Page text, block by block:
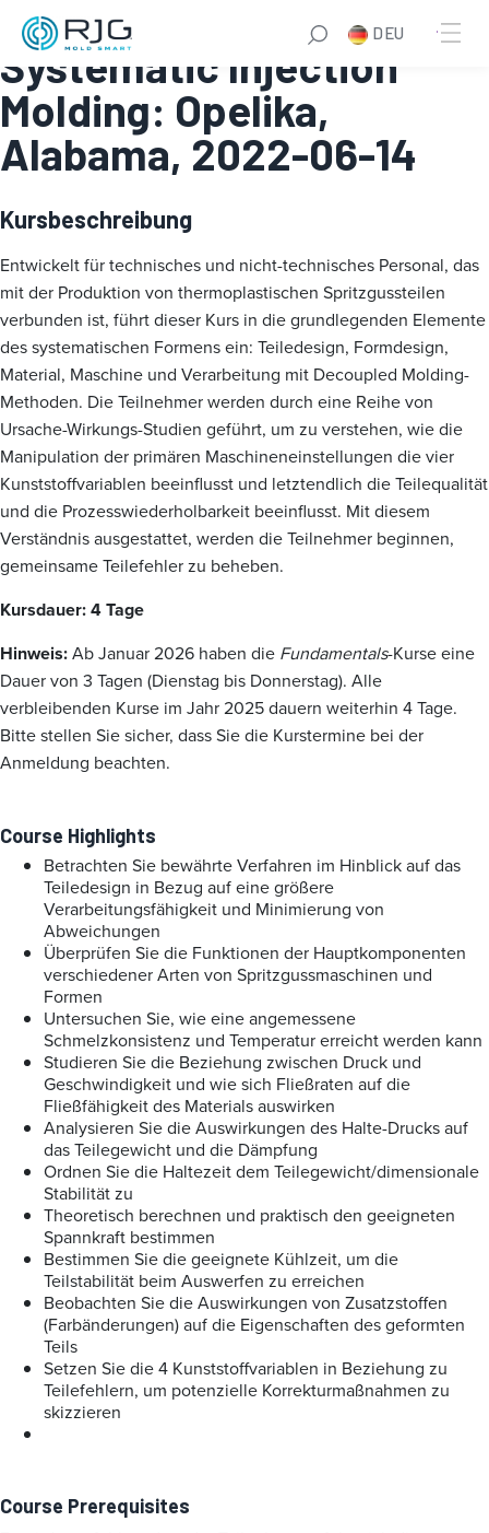
DEU
Fundamentals of
Systematic Injection
Molding: Opelika,
Alabama, 2022-06-14
Kursbeschreibung
Entwickelt für technisches und nicht-technisches Personal, das
mit der Produktion von thermoplastischen Spritzgussteilen
verbunden ist, führt dieser Kurs in die grundlegenden Elemente
des systematischen Formens ein: Teiledesign, Formdesign,
Material, Maschine und Verarbeitung mit Decoupled Molding-
Methoden. Die Teilnehmer werden durch eine Reihe von
Ursache-Wirkungs-Studien geführt, um zu verstehen, wie die
Manipulation der primären Maschineneinstellungen die vier
Kunststoffvariablen beeinflusst und letztendlich die Teilequalität
und die Prozesswiederholbarkeit beeinflusst. Mit diesem
Verständnis ausgestattet, werden die Teilnehmer beginnen,
gemeinsame Teilefehler zu beheben.
Kursdauer: 4 Tage
Hinweis:Ab Januar 2026 haben die Fundamentals-Kurse eine
Dauer von 3 Tagen (Dienstag bis Donnerstag). Alle
verbleibenden Kurse im Jahr 2025 dauern weiterhin 4 Tage.
Bitte stellen Sie sicher, dass Sie die Kurstermine bei der
Anmeldung beachten.
Course Highlights
Betrachten Sie bewährte Verfahren im Hinblick auf das
Teiledesign in Bezug auf eine größere
Verarbeitungsfähigkeit und Minimierung von
Abweichungen
Überprüfen Sie die Funktionen der Hauptkomponenten
verschiedener Arten von Spritzgussmaschinen und
Formen
Untersuchen Sie, wie eine angemessene
Schmelzkonsistenz und Temperatur erreicht werden kann
Studieren Sie die Beziehung zwischen Druck und
Geschwindigkeit und wie sich Fließraten auf die
Fließfähigkeit des Materials auswirken
Analysieren Sie die Auswirkungen des Halte-Drucks auf
das Teilegewicht und die Dämpfung
Ordnen Sie die Haltezeit dem Teilegewicht/dimensionale
Stabilität zu
Theoretisch berechnen und praktisch den geeigneten
Spannkraft bestimmen
Bestimmen Sie die geeignete Kühlzeit, um die
Teilstabilität beim Auswerfen zu erreichen
Beobachten Sie die Auswirkungen von Zusatzstoffen
(Farbänderungen) auf die Eigenschaften des geformten
Teils
Setzen Sie die 4 Kunststoffvariablen in Beziehung zu
Teilefehlern, um potenzielle Korrekturmaßnahmen zu
skizzieren
Course Prerequisites